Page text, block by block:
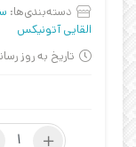
دسته‌بندی‌ها:
القایی آتونیکس
تاریخ به روز
سنسور